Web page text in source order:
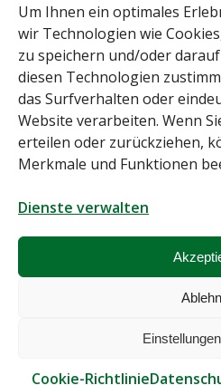
Um Ihnen ein optimales
wir Technologien wie
zu speichern und/oder
diesen Technologien
das Surfverhalten oder
Website verarbeiten. Wenn
erteilen oder zurückziehen,
Merkmale und Funktionen
Dienste verwalten
Cookie-Richtlinie
A. Rauch GmbH – Ihr Experte aus
Kalibrierservice, Sprühnebel-
Sämtliche Angebote der A. Rauch
sondern ausschließlich an gewerbliche
usw. aus Österreich, Deutschland und
Alle Preisangaben zzgl. MwSt.
© A. Rauch